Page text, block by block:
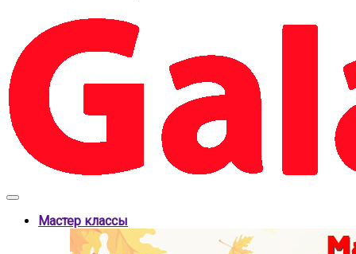
Мастер классы